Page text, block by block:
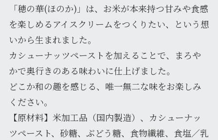
「穂の華(ほのか)」は、お米が本来持つ甘みや食感
を楽しめるアイスクリームをつくりたい、という想
いから生まれました。
カシューナッツペーストを加えることで、まろや
かで奥行きのある味わいに仕上げました。
どこか和の趣を感じる、唯一無二な味をお楽しみ
ください。
【原材料】米加工品（国内製造）、カシューナッ
ツペースト、砂糖、ぶどう糖、食物繊維、食塩／乳